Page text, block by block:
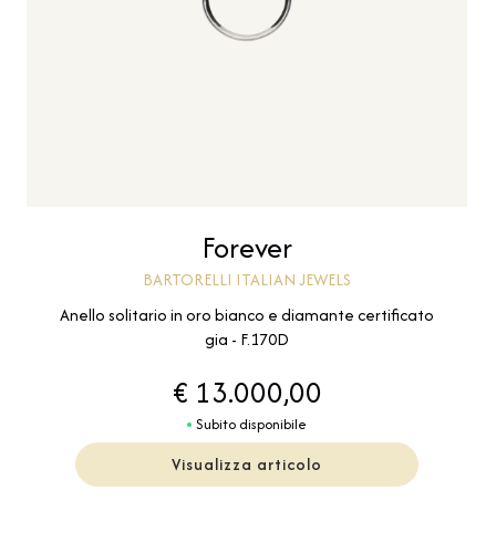
Forever
BARTORELLI ITALIAN JEWELS
Anello solitario in oro bianco e diamante certificato
gia - F.170D
€ 13.000,00
Subito disponibile
Visualizza articolo